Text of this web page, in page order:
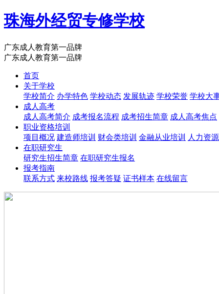
珠海外经贸专修学校
广东成人教育第一品牌
广东成人教育第一品牌
首页
关于学校
学校简介 办学特色 学校动态 发展轨迹 学校荣誉 学校大
成人高考
成人高考简介 成考报名流程 成考招生简章 成人高考焦点
职业资格培训
项目概况 建造师培训 财会类培训 金融从业培训
人力资
在职研究生
研究生招生简章 在职研究生报名
报考指南
联系方式 来校路线 报考答疑 证书样本 在线留言